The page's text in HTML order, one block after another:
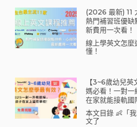
(2026 最新) 11
熱門補習班優
新費用一次看！
線上學英文怎
懂！
【3~6歲幼兒
媽必看！一對
在家就能接軌國
本文目錄 👶「
文了